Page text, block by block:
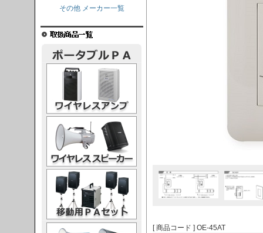
[ 商品コード ] OE-45AT
その他 メーカー一覧